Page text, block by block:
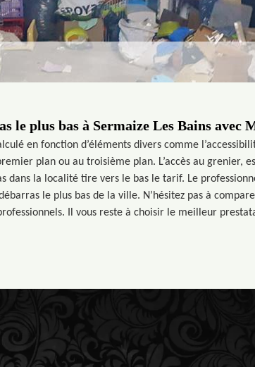
le plus bas à Sermaize Les Bains avec
en fonction d’éléments divers comme
plan ou au troisième plan. L’accès au grenier,
dans la localité tire vers le bas le tarif. Le
le plus bas de la ville. N’hésitez pas à
Il vous reste à choisir le meilleur